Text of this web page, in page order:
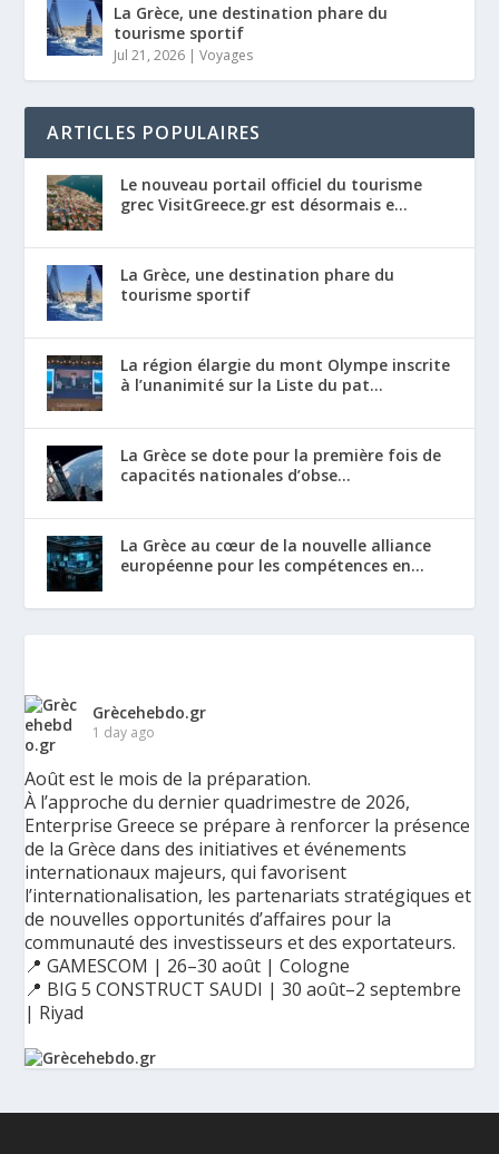
La Grèce, une destination phare du
tourisme sportif
Jul 21, 2026 |Voyages
ARTICLES POPULAIRES
Le nouveau portail officiel du tourisme
grec VisitGreece.gr est désormais e...
La Grèce, une destination phare du
tourisme sportif
La région élargie du mont Olympe inscrite
à l’unanimité sur la Liste du pat...
La Grèce se dote pour la première fois de
capacités nationales d’obse...
La Grèce au cœur de la nouvelle alliance
européenne pour les compétences en...
Grècehebdo.gr
1 day ago
Août est le mois de la préparation.
À l’approche du dernier quadrimestre de 2026,
Enterprise Greece se prépare à renforcer la présence
de la Grèce dans des initiatives et événements
internationaux majeurs, qui favorisent
l’internationalisation, les partenariats stratégiques et
de nouvelles opportunités d’affaires pour la
communauté des investisseurs et des exportateurs.
📍 GAMESCOM | 26–30 août | Cologne
📍 BIG 5 CONSTRUCT SAUDI | 30 août–2 septembre
| Riyad